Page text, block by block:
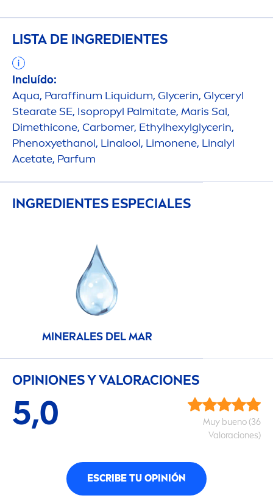
LISTA DE INGREDIENTES
Incluído:
Aqua, Paraffinum Liquidum, Glycerin, Glyceryl
Stearate SE, Isopropyl Palmitate, Maris Sal,
Dimethicone, Carbomer, Ethylhexylglycerin,
Phenoxyethanol, Linalool, Limonene, Linalyl
Acetate, Parfum
INGREDIENTES ESPECIALES
MINERALES DEL MAR
OPINIONES Y VALORACIONES
5,0
Muy bueno (36
Valoraciones)
ESCRIBE TU OPINIÓN